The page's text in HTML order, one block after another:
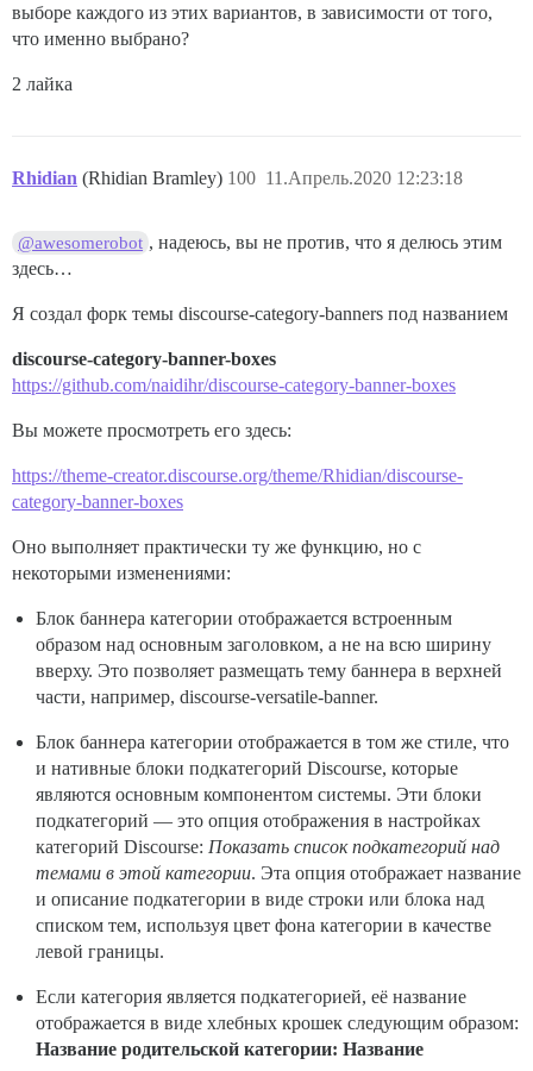
выборе каждого из этих вариантов, в зависимости от того,
что именно выбрано?
2 лайка
Rhidian (Rhidian Bramley) 11.Апрель.2020 12:23:18
100
@awesomerobot , надеюсь, вы не против, что я делюсь этим
здесь…
Я создал форк темы discourse-category-banners под названием
discourse-category-banner-boxes
https://github.com/naidihr/discourse-category-banner-boxes
Вы можете просмотреть его здесь:
https://theme-creator.discourse.org/theme/Rhidian/discourse-
category-banner-boxes
Оно выполняет практически ту же функцию, но с
некоторыми изменениями:
Блок баннера категории отображается встроенным
образом над основным заголовком, а не на всю ширину
вверху. Это позволяет размещать тему баннера в верхней
части, например, discourse-versatile-banner.
Блок баннера категории отображается в том же стиле, что
и нативные блоки подкатегорий Discourse, которые
являются основным компонентом системы. Эти блоки
подкатегорий — это опция отображения в настройках
категорий Discourse: Показать список подкатегорий над
темами в этой категории. Эта опция отображает название
и описание подкатегории в виде строки или блока над
списком тем, используя цвет фона категории в качестве
левой границы.
Если категория является подкатегорией, её название
отображается в виде хлебных крошек следующим образом:
Название родительской категории: Название